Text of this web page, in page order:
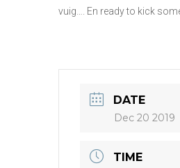
vuig…. En ready to kick
DATE
Dec 20 2019
TIME